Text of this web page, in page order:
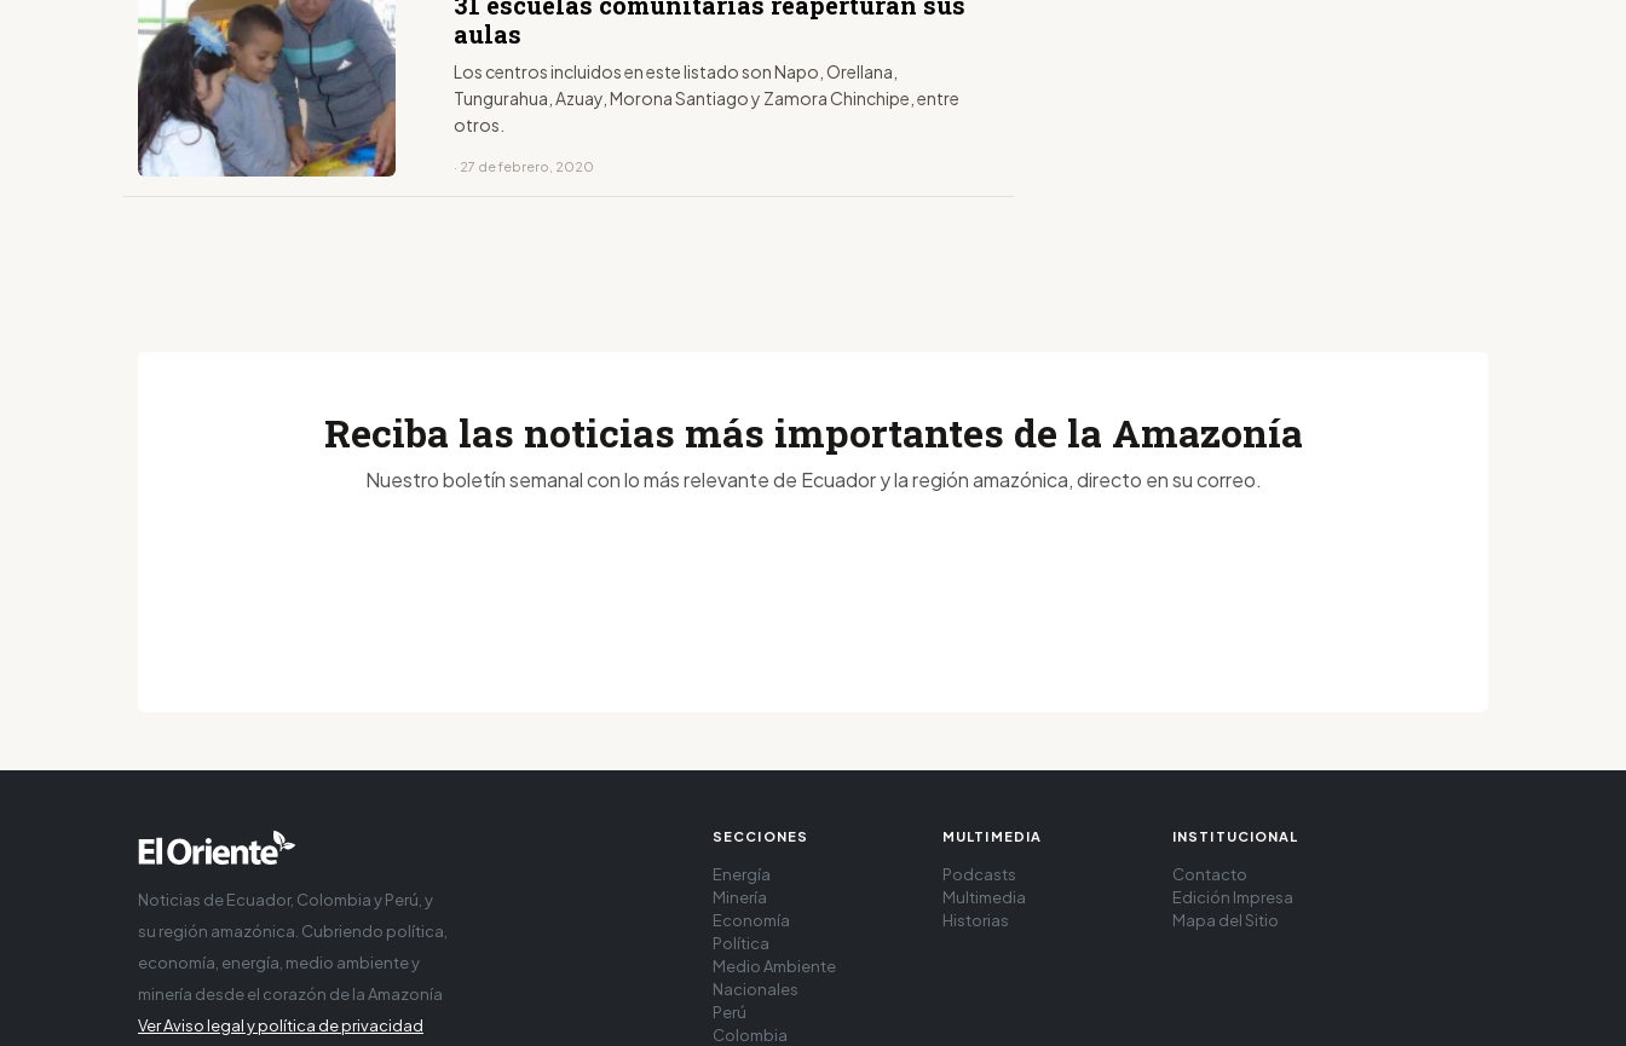
aulas
Los centros incluidos en este listado son Napo, Orellana,
Tungurahua, Azuay, Morona Santiago y Zamora Chinchipe, entre
otros.
· 27 de febrero, 2020
Reciba las noticias más importantes de la Amazonía
Nuestro boletín semanal con lo más relevante de Ecuador y la región amazónica, directo en su correo.
Noticias de Ecuador, Colombia y Perú, y
su región amazónica. Cubriendo política,
economía, energía, medio ambiente y
minería desde el corazón de la Amazonía
Ver Aviso legal y política de privacidad
SECCIONES
Energía
Minería
Economía
Política
Medio Ambiente
Nacionales
Perú
Colombia
MULTIMEDIA
Podcasts
Multimedia
Historias
INSTITUCIONAL
Contacto
Edición Impresa
Mapa del Sitio